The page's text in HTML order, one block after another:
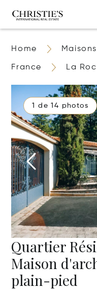
Home
France La
1 de 14 photos
Quartier
Maison
plain-pied